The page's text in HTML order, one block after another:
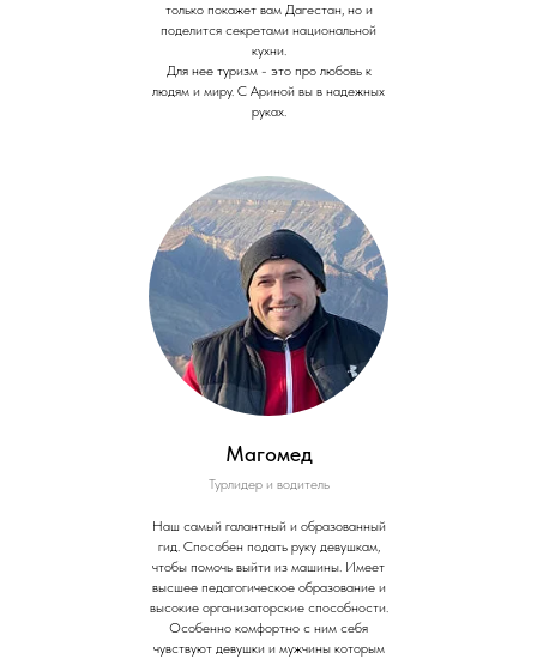
только покажет вам Дагестан, но и
поделится секретами национальной
кухни.
Для нее туризм - это про любовь к
людям и миру. С Ариной вы в надежных
руках.
Магомед
Турлидер и водитель
Наш самый галантный и образованный
гид. Способен подать руку девушкам,
чтобы помочь выйти из машины. Имеет
высшее педагогическое образование и
высокие организаторские способности.
Особенно комфортно с ним себя
чувствуют девушки и мужчины которым